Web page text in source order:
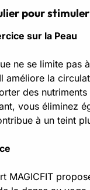
pour
sur la Peau
ne se limite pas à
améliore la
des
vous éliminez
à un teint
MAGICFIT